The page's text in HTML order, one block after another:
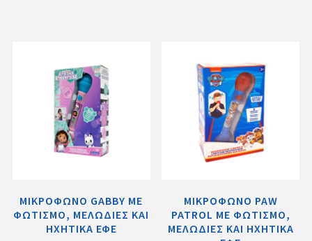
ΜΙΚΡΟΦΩΝΟ GABBY ME
ΦΩΤΙΣΜΟ, ΜΕΛΩΔΙΕΣ ΚΑΙ
ΗΧΗΤΙΚΑ ΕΦΕ
ΜΙΚΡΟΦΩΝΟ PAW
PATROL ME ΦΩΤΙΣΜΟ,
ΜΕΛΩΔΙΕΣ ΚΑΙ ΗΧΗΤΙΚΑ